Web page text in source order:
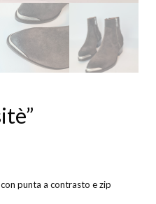
punta a contrasto e zip